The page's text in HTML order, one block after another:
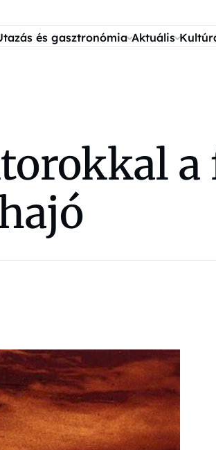
és gasztronómia Aktuális
a